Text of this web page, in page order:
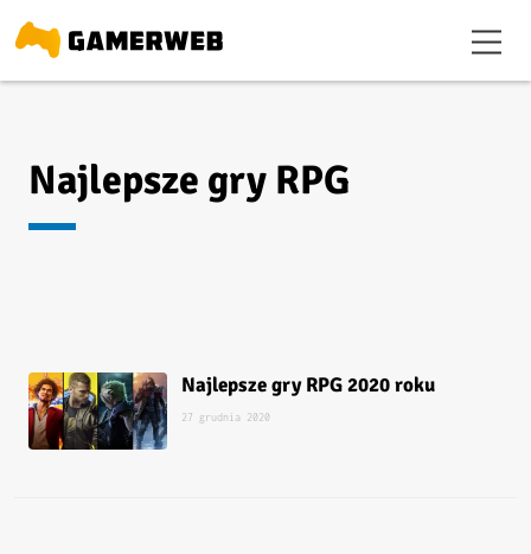
Najlepsze gry RPG
Najlepsze gry RPG 2020 roku
27 grudnia 2020